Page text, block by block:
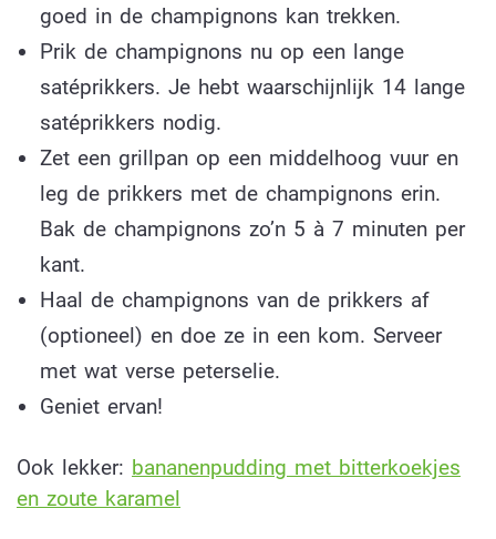
goed in de champignons kan trekken.
Prik de champignons nu op een lange
satéprikkers. Je hebt waarschijnlijk 14 lange
satéprikkers nodig.
Zet een grillpan op een middelhoog vuur en
leg de prikkers met de champignons erin.
Bak de champignons zo’n 5 à 7 minuten per
kant.
Haal de champignons van de prikkers af
(optioneel) en doe ze in een kom. Serveer
met wat verse peterselie.
Geniet ervan!
Ook lekker: bananenpudding met bitterkoekjes
en zoute karamel